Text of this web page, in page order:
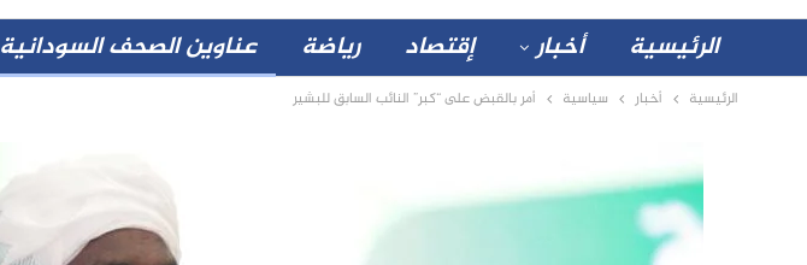
الرئيسية أخبار إقتصاد رياضة عناوين الصحف السودانية
الرئيسية أخبار سياسية أمر بالقبض على “كبر” النائب السابق للبشير